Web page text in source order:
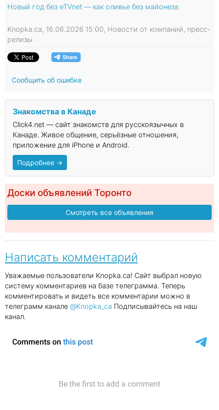
Новый год без eTVnet — как оливье без майонеза
Knopka.ca, 16.06.2026 15:00, Новости от компаний, пресс-
релизы
Сообщить об ошибке
Знакомства в Канаде
Click4.net — сайт знакомств для русскоязычных в
Канаде. Живое общение, серьёзные отношения,
приложение для iPhone и Android.
Подробнее →
Доски объявлений Торонто
Смотреть все объявления
Написать комментарий
Уважаемые пользователи Knopka.ca! Сайт выбрал новую
систему комментариев на базе телеграмма. Теперь
комментировать и видеть все комментарии можно в
телеграмм канале @Knopka_ca Подписывайтесь на наш
канал.